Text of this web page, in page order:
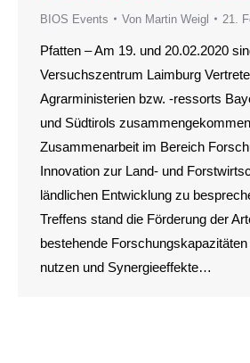
BIOS Events Von Martin Weigl 21.
Pfatten – Am 19. und 20.02.2020
Versuchszentrum Laimburg
Agrarministerien bzw. -ressorts
und Südtirols
Zusammenarbeit im Bereich
Innovation zur Land- und
ländlichen Entwicklung zu
Treffens stand die Förderung der
bestehende
nutzen und Synergieeffekte…